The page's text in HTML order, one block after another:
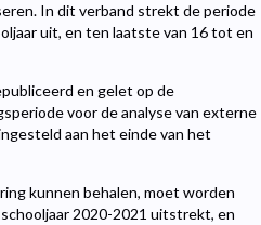
In dit verband strekt de periode
uit, en ten laatste van 16 tot en
en gelet op de
voor de analyse van externe
aan het einde van het
kunnen behalen, moet worden
2020-2021 uitstrekt, en